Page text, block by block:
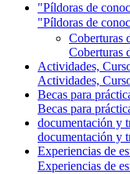
"Píldoras de
"Píldoras de
Coberturas
Coberturas
Actividades,
Actividades,
Becas para
Becas para
documentación y
documentación y
Experiencias de
Experiencias de